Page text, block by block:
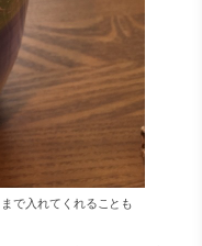
で入れてくれることも